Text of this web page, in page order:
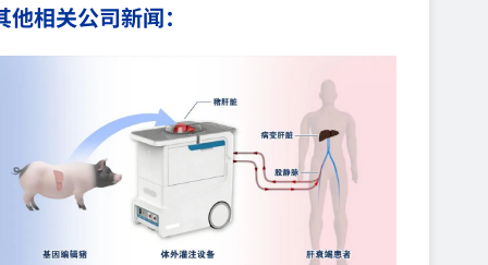
中科奥格外围专家进行了交流。余书记给予公司高
肯定,希望中科奥格稳中求进，取得长足发展。 潘
他相关公司新闻：